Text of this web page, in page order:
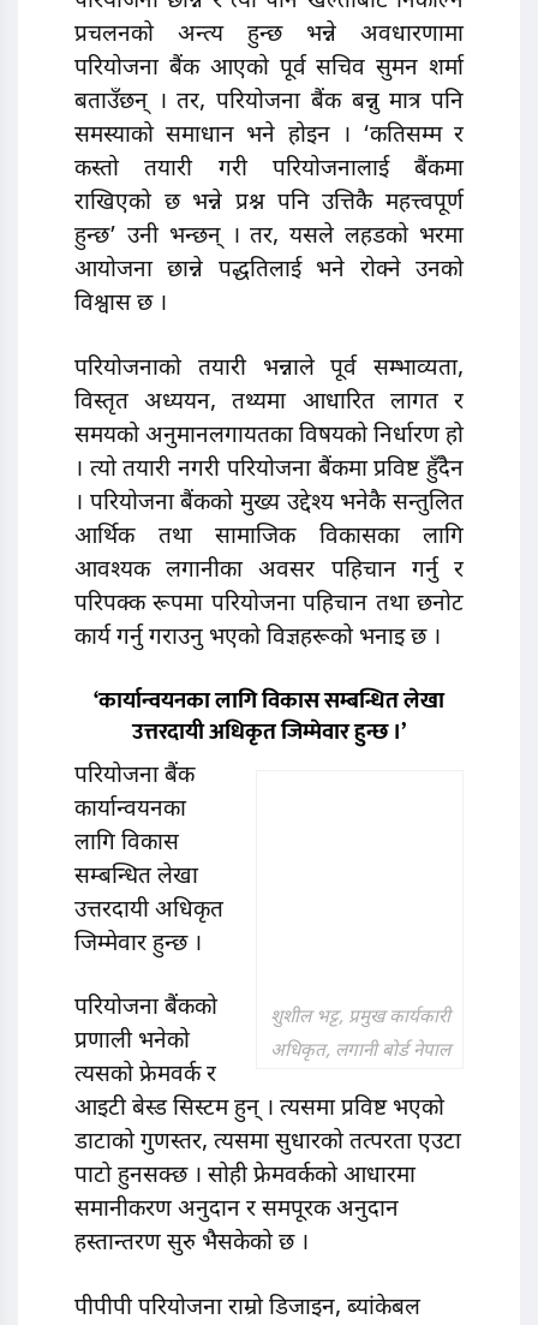
प्रचलनकाे अन्त्य हुन्छ भन्ने अवधारणामा
परियोजना बैंक आएको पूर्व सचिव सुमन शर्मा
बताउँछन् । तर, परियाेजना बैंक बन्नु मात्र पनि
समस्याको समाधान भने होइन । ‘कतिसम्म र
कस्तो तयारी गरी परियाेजनालाई बैंकमा
राखिएको छ भन्ने प्रश्न पनि उत्तिकै महत्त्वपूर्ण
हुन्छ’ उनी भन्छन् । तर, यसले लहडको भरमा
आयोजना छान्ने पद्धतिलाई भने रोक्ने उनको
विश्वास छ ।
परियोजनाको तयारी भन्नाले पूर्व सम्भाव्यता,
विस्तृत अध्ययन, तथ्यमा आधारित लागत र
समयको अनुमानलगायतका विषयको निर्धारण हो
। त्यो तयारी नगरी परियोजना बैंकमा प्रविष्ट हुँदैन
। परियाेजना बैंककाे मुख्य उद्देश्य भनेकै सन्तुलित
आर्थिक तथा सामाजिक विकासका लागि
आवश्यक लगानीका अवसर पहिचान गर्नु र
परिपक्क रूपमा परियोजना पहिचान तथा छनाेट
कार्य गर्नु गराउनु भएको विज्ञहरूको भनाइ छ ।
‘कार्यान्वयनका लागि विकास सम्बन्धित लेखा
उत्तरदायी अधिकृत जिम्मेवार हुन्छ ।’
शुशील भट्ट, प्रमुख कार्यकारी
अधिकृत, लगानी बोर्ड नेपाल
परियोजना बैंक
कार्यान्वयनका
लागि विकास
सम्बन्धित लेखा
उत्तरदायी अधिकृत
जिम्मेवार हुन्छ ।
परियोजना बैंकको
प्रणाली भनेको
त्यसको फ्रेमवर्क र
आइटी बेस्ड सिस्टम हुन् । त्यसमा प्रविष्ट भएको
डाटाको गुणस्तर, त्यसमा सुधारको तत्परता एउटा
पाटो हुनसक्छ । सोही फ्रेमवर्कको आधारमा
समानीकरण अनुदान र समपूरक अनुदान
हस्तान्तरण सुरु भैसकेको छ ।
पीपीपी परियोजना राम्रो डिजाइन, ब्यांकेबल